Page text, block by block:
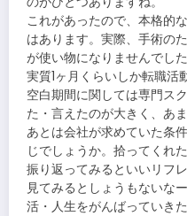
これがあったので、本格的
はあります。実際、手術の
が使い物になりませんでした
実質1ヶ月くらいしか転職活
空白期間に関しては専門ス
た・言えたのが大きく、あ
あとは会社が求めていた条
じでしょうか。拾ってくれ
振り返ってみるといいリフ
見てみるとしょうもないな
活・人生をがんばっていきた